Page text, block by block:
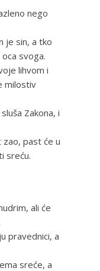
nego
je sin, a tko
svoga.
lihvom i
milostiv
Zakona, i
past će u
sreću.
ali će
pravednici, a
sreće, a